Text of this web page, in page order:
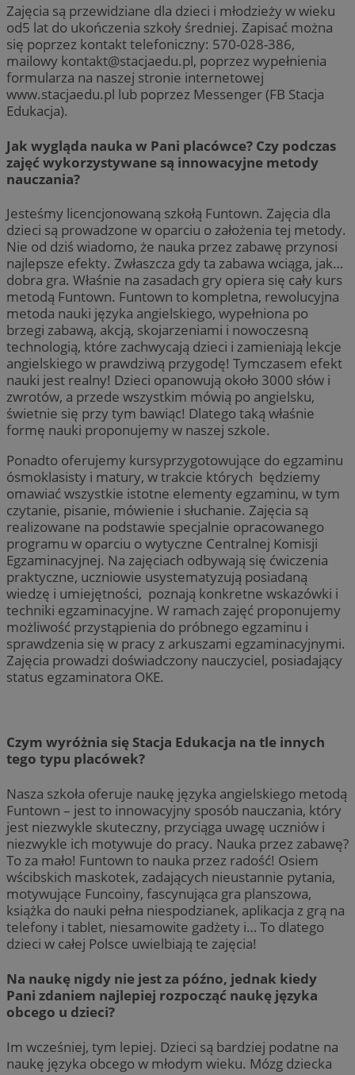
Zajęcia są przewidziane dla dzieci i młodzieży w wieku
od5 lat do ukończenia szkoły średniej. Zapisać można
się poprzez kontakt telefoniczny: 570-028-386,
mailowy kontakt@stacjaedu.pl, poprzez wypełnienia
formularza na naszej stronie internetowej
www.stacjaedu.pl lub poprzez Messenger (FB Stacja
Edukacja).
Jak wygląda nauka w Pani placówce? Czy podczas
zajęć wykorzystywane są innowacyjne metody
nauczania?
Jesteśmy licencjonowaną szkołą Funtown. Zajęcia dla
dzieci są prowadzone w oparciu o założenia tej metody.
Nie od dziś wiadomo, że nauka przez zabawę przynosi
najlepsze efekty. Zwłaszcza gdy ta zabawa wciąga, jak…
dobra gra. Właśnie na zasadach gry opiera się cały kurs
metodą Funtown. Funtown to kompletna, rewolucyjna
metoda nauki języka angielskiego, wypełniona po
brzegi zabawą, akcją, skojarzeniami i nowoczesną
technologią, które zachwycają dzieci i zamieniają lekcje
angielskiego w prawdziwą przygodę! Tymczasem efekt
nauki jest realny! Dzieci opanowują około 3000 słów i
zwrotów, a przede wszystkim mówią po angielsku,
świetnie się przy tym bawiąc! Dlatego taką właśnie
formę nauki proponujemy w naszej szkole.
Ponadto oferujemy kursyprzygotowujące do egzaminu
ósmoklasisty i matury, w trakcie których będziemy
omawiać wszystkie istotne elementy egzaminu, w tym
czytanie, pisanie, mówienie i słuchanie. Zajęcia są
realizowane na podstawie specjalnie opracowanego
programu w oparciu o wytyczne Centralnej Komisji
Egzaminacyjnej. Na zajęciach odbywają się ćwiczenia
praktyczne, uczniowie usystematyzują posiadaną
wiedzę i umiejętności, poznają konkretne wskazówki i
techniki egzaminacyjne. W ramach zajęć proponujemy
możliwość przystąpienia do próbnego egzaminu i
sprawdzenia się w pracy z arkuszami egzaminacyjnymi.
Zajęcia prowadzi doświadczony nauczyciel, posiadający
status egzaminatora OKE.
Czym wyróżnia się Stacja Edukacja na tle innych
tego typu placówek?
Nasza szkoła oferuje naukę języka angielskiego metodą
Funtown – jest to innowacyjny sposób nauczania, który
jest niezwykle skuteczny, przyciąga uwagę uczniów i
niezwykle ich motywuje do pracy. Nauka przez zabawę?
To za mało! Funtown to nauka przez radość! Osiem
wścibskich maskotek, zadających nieustannie pytania,
motywujące Funcoiny, fascynująca gra planszowa,
książka do nauki pełna niespodzianek, aplikacja z grą na
telefony i tablet, niesamowite gadżety i… To dlatego
dzieci w całej Polsce uwielbiają te zajęcia!
Na naukę nigdy nie jest za późno, jednak kiedy
Pani zdaniem najlepiej rozpocząć naukę języka
obcego u dzieci?
Im wcześniej, tym lepiej. Dzieci są bardziej podatne na
naukę języka obcego w młodym wieku. Mózg dziecka